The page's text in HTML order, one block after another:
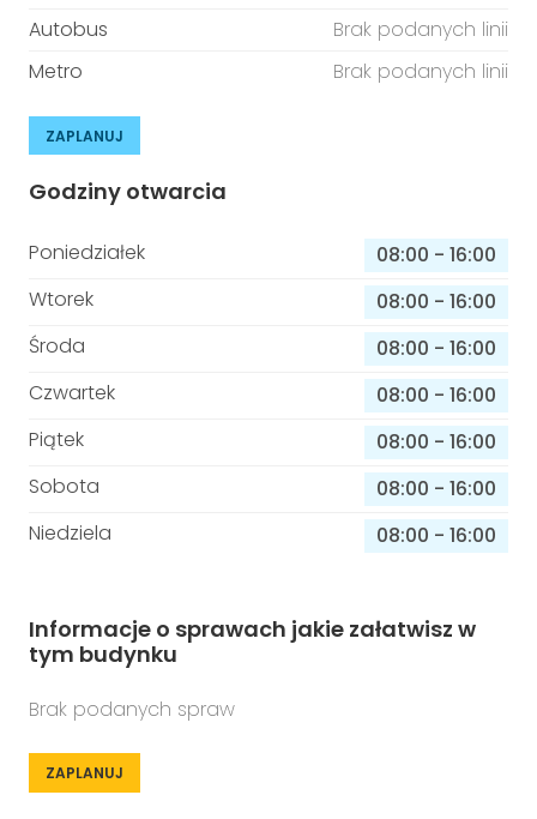
Autobus
Brak podanych linii
Metro
Brak podanych linii
ZAPLANUJ
Godziny otwarcia
Poniedziałek 08:00 - 16:00
Wtorek
08:00 - 16:00
Środa
08:00 - 16:00
Czwartek
08:00 - 16:00
Piątek
08:00 - 16:00
Sobota
08:00 - 16:00
Niedziela
08:00 - 16:00
Informacje o sprawach jakie załatwisz w
tym budynku
Brak podanych spraw
ZAPLANUJ